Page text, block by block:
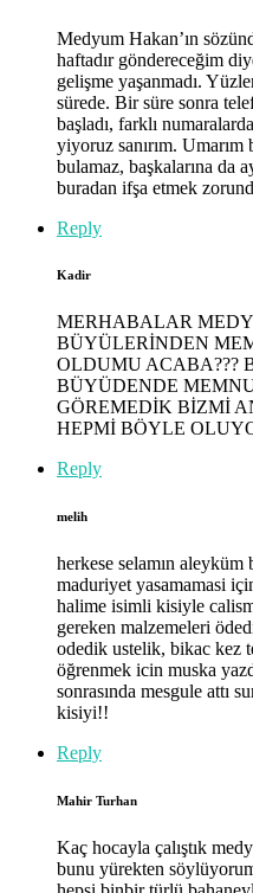
Medyum Hakan’ın
haftadır göndereceğim
gelişme yaşanmadı.
sürede. Bir süre sonra
başladı, farklı
yiyoruz sanırım.
bulamaz, başkalarına da
buradan ifşa etmek
Reply
Kadir
MERHABALAR
BÜYÜLERİNDEN
OLDUMU ACABA???
BÜYÜDENDE
GÖREMEDİK BİZMİ
HEPMİ BÖYLE
Reply
melih
herkese selamın
maduriyet yasamamasi
halime isimli kisiyle
gereken malzemeleri
odedik ustelik, bikac kez
öğrenmek icin muska
sonrasında mesgule attı
kisiyi!!
Reply
Mahir Turhan
Kaç hocayla çalıştık
bunu yürekten